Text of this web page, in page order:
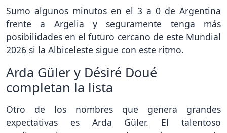
Sumo algunos minutos en el 3 a 0 de Argentina
frente a Argelia y seguramente tenga más
posibilidades en el futuro cercano de este Mundial
2026 si la Albiceleste sigue con este ritmo.
Arda Güler y Désiré Doué
completan la lista
Otro de los nombres que genera grandes
expectativas es Arda Güler. El talentoso